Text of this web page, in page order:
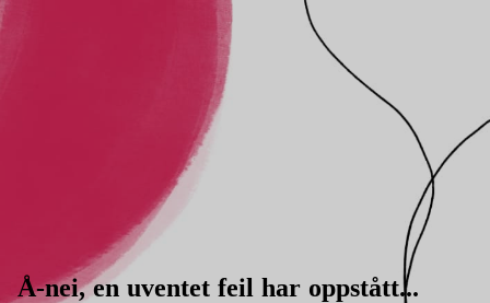
Å-nei, en uventet feil har oppstått...